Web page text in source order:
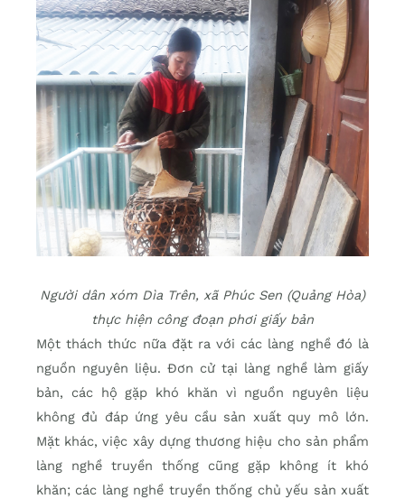
Người dân xóm Dìa Trên, xã Phúc Sen (Quảng Hòa)
thực hiện công đoạn phơi giấy bản
Một thách thức nữa đặt ra với các làng nghề đó là
nguồn nguyên liệu. Đơn cử tại làng nghề làm giấy
bản, các hộ gặp khó khăn vì nguồn nguyên liệu
không đủ đáp ứng yêu cầu sản xuất quy mô lớn.
Mặt khác, việc xây dựng thương hiệu cho sản phẩm
làng nghề truyền thống cũng gặp không ít khó
khăn; các làng nghề truyền thống chủ yếu sản xuất